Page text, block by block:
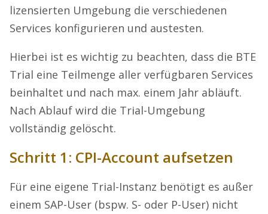
lizensierten Umgebung die verschiedenen
Services konfigurieren und austesten.
Hierbei ist es wichtig zu beachten, dass die BTE
Trial eine Teilmenge aller verfügbaren Services
beinhaltet und nach max. einem Jahr abläuft.
Nach Ablauf wird die Trial-Umgebung
vollständig gelöscht.
Schritt 1: CPI-Account aufsetzen
Für eine eigene Trial-Instanz benötigt es außer
einem SAP-User (bspw. S- oder P-User) nicht